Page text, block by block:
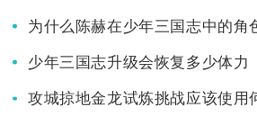
为什么陈赫在少年三国志中的角
少年三国志升级会恢复多少体力
攻城掠地金龙试炼挑战应该使用